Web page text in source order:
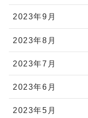
2023年9月
2023年8月
2023年7月
2023年6月
2023年5月